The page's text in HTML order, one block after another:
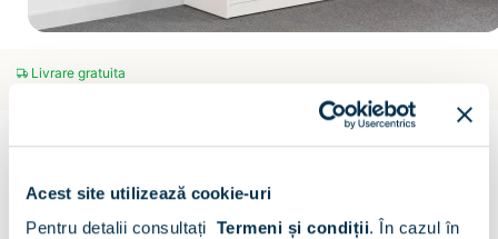
Acest site utilizează cookie-uri
Pentru detalii consultați Termeni și condiții. În cazul în
Livrare gratuita
Biblioraft LINEA 70, 2 rafturi, 2 sertare
CONFIGURATOR